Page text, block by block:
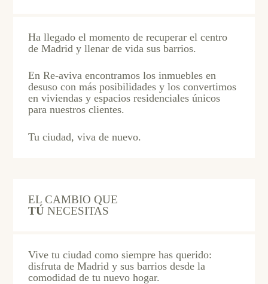
Ha llegado el momento de recuperar el centro
de Madrid y llenar de vida sus barrios.
En Re-aviva encontramos los inmuebles en
desuso con más posibilidades y los convertimos
en viviendas y espacios residenciales únicos
para nuestros clientes.
Tu ciudad, viva de nuevo.
EL CAMBIO QUE
TÚ NECESITAS
Vive tu ciudad como siempre has querido:
disfruta de Madrid y sus barrios desde la
comodidad de tu nuevo hogar.